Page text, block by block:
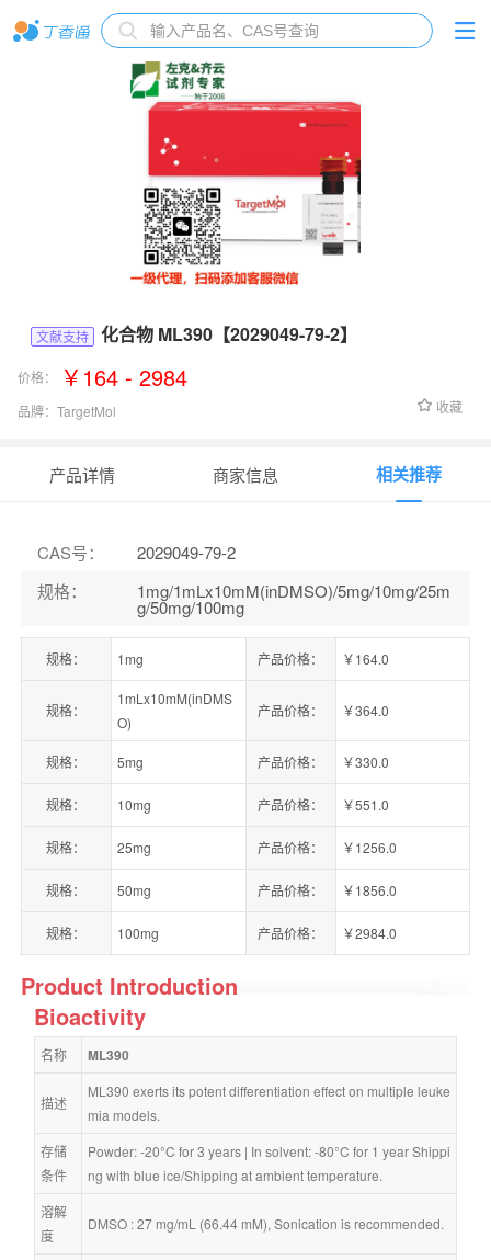
文献支持 化合物 ML390【2029049-79-2】
价格： ￥164 - 2984
品牌： TargetMol 收藏
产品详情 商家信息 相关推荐
CAS号：
2029049-79-2
规格： 1mg/1mLx10mM(inDMSO)/5mg/10mg/25m
g/50mg/100mg
规格： 1mg 产品价格： ￥164.0
规格：
1mLx10mM(inDMS
O)
产品价格： ￥364.0
规格： 5mg 产品价格： ￥330.0
规格： 10mg 产品价格： ￥551.0
规格： 25mg 产品价格： ￥1256.0
规格： 50mg 产品价格： ￥1856.0
规格： 100mg 产品价格： ￥2984.0
Product Introduction
Bioactivity
名称 ML390
描述
ML390 exerts its potent differentiation effect on multiple leuke
mia models.
存储
条件
Powder: -20°C for 3 years | In solvent: -80°C for 1 year Shippi
ng with blue ice/Shipping at ambient temperature.
溶解
度
DMSO : 27 mg/mL (66.44 mM), Sonication is recommended.